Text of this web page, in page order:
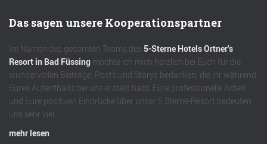
Das sagen unsere Kooperationspartner
Im Namen des gesamten Teams des 5-Sterne Hotels Ortner’s
Resort in Bad Füssing möchte ich mich herzlich bei Euch für die
wundervollen Beiträge, Posts und Storys bedanken, die ihr während
Eures Aufenthalts bei uns erstellt habt. Eure professionelle Arbeit
und Eure positiven Eindrücke über unser 5 Sterne-Resort bedeuten
uns sehr viel.
mehr lesen